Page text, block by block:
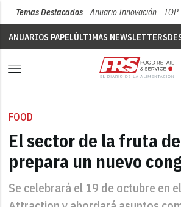
Temas Destacados Anuario Innovación
ANUARIOS PAPELÚLTIMAS NEWSLETTERS
FOOD
El sector de la fruta
prepara un nuevo
Se celebrará el 19 de octubre en